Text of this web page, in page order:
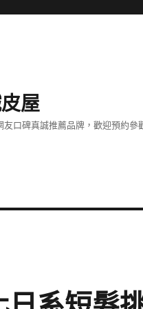
屋
口碑真誠推薦品牌，歡迎預約參